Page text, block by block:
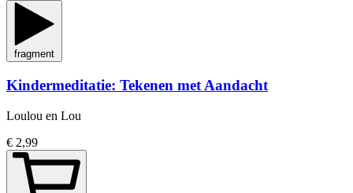
fragment
Kindermeditatie: Tekenen met Aandacht
Loulou en Lou
€ 2,99